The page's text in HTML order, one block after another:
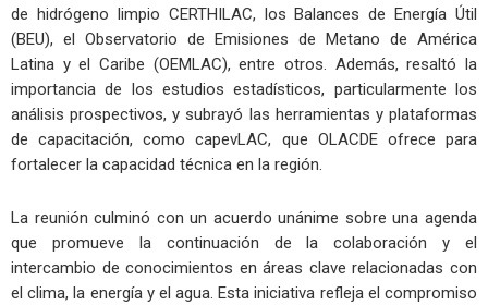
de hidrógeno limpio CERTHILAC, los Balances de Energía Útil
(BEU), el Observatorio de Emisiones de Metano de América
Latina y el Caribe (OEMLAC), entre otros. Además, resaltó la
importancia de los estudios estadísticos, particularmente los
análisis prospectivos, y subrayó las herramientas y plataformas
de capacitación, como capevLAC, que OLACDE ofrece para
fortalecer la capacidad técnica en la región.
La reunión culminó con un acuerdo unánime sobre una agenda
que promueve la continuación de la colaboración y el
intercambio de conocimientos en áreas clave relacionadas con
el clima, la energía y el agua. Esta iniciativa refleja el compromiso